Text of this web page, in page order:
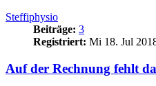
Steffiphysio
Beiträge: 3
Registriert: Mi 18. Jul
Auf der Rechnung fehlt